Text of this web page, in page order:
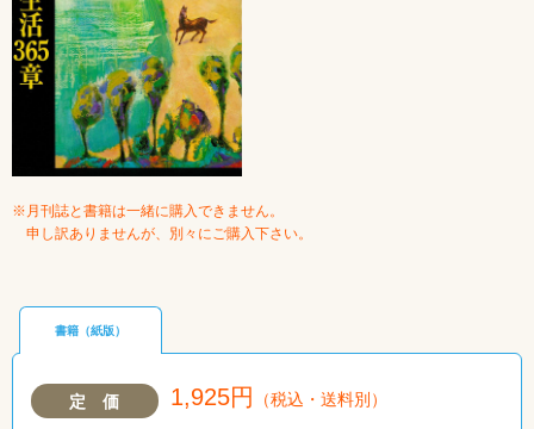
※月刊誌と書籍は一緒に購入できません。
申し訳ありませんが、別々にご購入下さい。
書籍（紙版）
定 価 1,925円 （税込・送料別）